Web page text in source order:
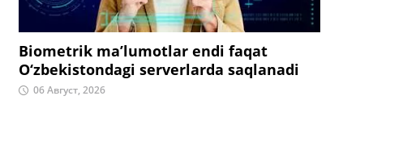
Biometrik ma’lumotlar endi faqat
O‘zbekistondagi serverlarda saqlanadi
06 Август, 2026